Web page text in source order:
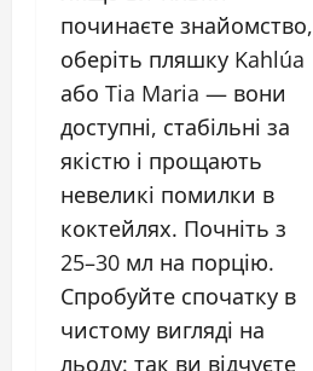
починаєте знайомство,
оберіть пляшку Kahlúa
або Tia Maria — вони
доступні, стабільні за
якістю і прощають
невеликі помилки в
коктейлях. Почніть з
25–30 мл на порцію.
Спробуйте спочатку в
чистому вигляді на
льоду: так ви відчуєте